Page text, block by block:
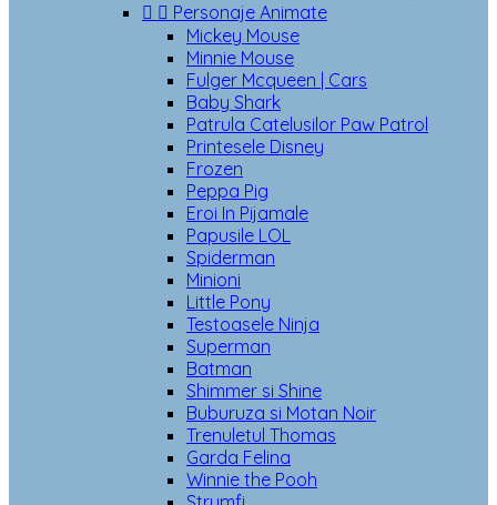
  Personaje Animate
Mickey Mouse
Minnie Mouse
Fulger Mcqueen | Cars
Baby Shark
Patrula Catelusilor Paw Patrol
Printesele Disney
Frozen
Peppa Pig
Eroi In Pijamale
Papusile LOL
Spiderman
Minioni
Little Pony
Testoasele Ninja
Superman
Batman
Shimmer si Shine
Buburuza si Motan Noir
Trenuletul Thomas
Garda Felina
Winnie the Pooh